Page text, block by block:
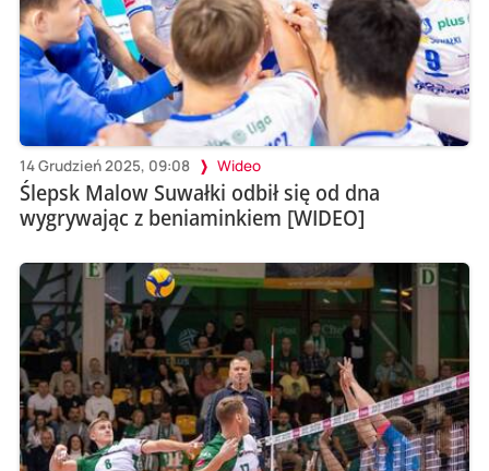
14 Grudzień 2025, 09:08 Wideo
Ślepsk Malow Suwałki odbił się od dna
wygrywając z beniaminkiem [WIDEO]